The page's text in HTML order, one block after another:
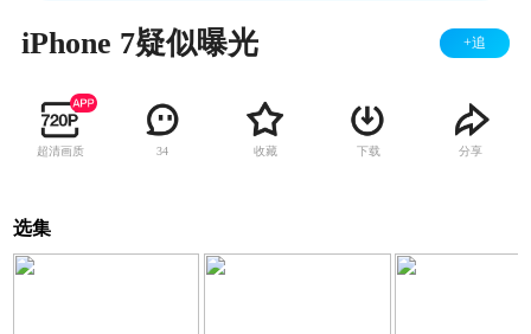
iPhone 7疑似曝光 +追
超清画质 34 收藏 下载 分享
选集